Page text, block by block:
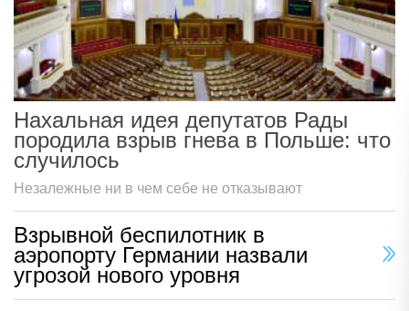
Нахальная идея депутатов Рады
породила взрыв гнева в Польше: что
случилось
Незалежные ни в чем себе не отказывают
Взрывной беспилотник в
аэропорту Германии назвали
угрозой нового уровня